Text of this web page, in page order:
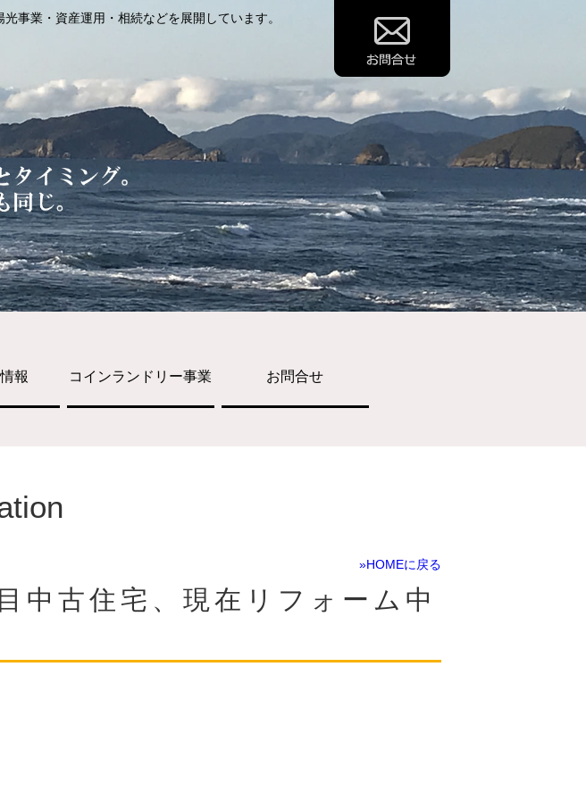
事業・資産運用・相続などを展開しています。
報 コインランドリー事業 お問合せ
»HOMEに戻る
古住宅、現在リフォーム中